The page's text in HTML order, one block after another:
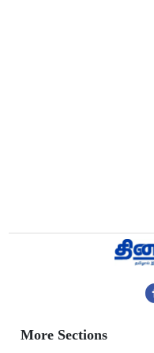
More Sections